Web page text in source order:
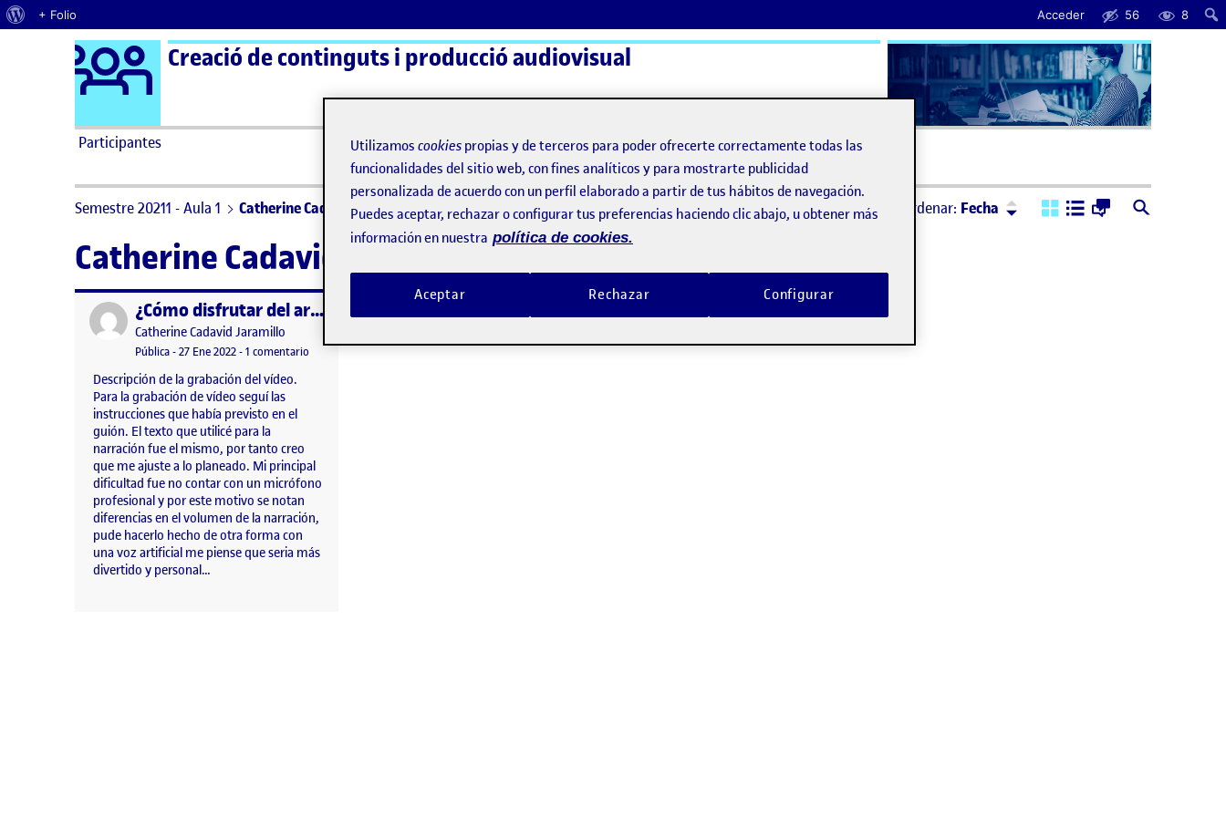
Acerca de WordPress
+ Folio Acceder 56 8
Saltar al contenido Logo Ágora
Creació de continguts i producció audiovisual
Participantes ActiFolios Ayuda
Semestre 20211 - Aula 1 Catherine Cadavid Jaramillo Ordenar: Fecha Ordenar:Descendente
Catherine Cadavid Jaramillo
Publicado por ¿Cómo disfrutar del arte y la cultura en tiempos de pandemia?
Publicado por
Catherine Cadavid Jaramillo
Visibilidad:
Pública-Fecha de publicación
27 Ene 202227 enero, 2022 8:25 pm
-1 comentario en ¿Cómo disfrutar del arte y la cultura en tiempos de pandemia?
Descripción de la grabación del vídeo.
Para la grabación de vídeo seguí las
instrucciones que había previsto en el
guión. El texto que utilicé para la
narración fue el mismo, por tanto creo
que me ajuste a lo planeado. Mi principal
dificultad fue no contar con un micrófono
profesional y por este motivo se notan
diferencias en el volumen de la narración,
pude hacerlo hecho de otra forma con
una voz artificial me piense que seria más
divertido y personal…
Utilizamos cookies propias y de terceros para poder ofrecerte correctamente todas las
funcionalidades del sitio web, con fines analíticos y para mostrarte publicidad
personalizada de acuerdo con un perfil elaborado a partir de tus hábitos de navegación.
Puedes aceptar, rechazar o configurar tus preferencias haciendo clic abajo, u obtener más
información en nuestra política de cookies.
Rechazar
Aceptar Configurar